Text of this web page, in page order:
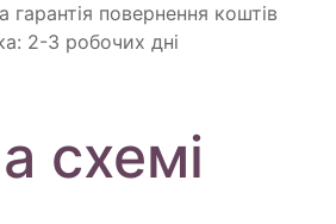
гарантія повернення коштів
2-3 робочих дні
схемі